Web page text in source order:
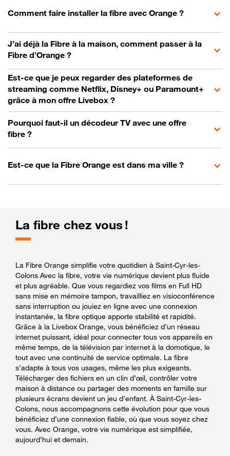
Comment faire installer la fibre avec Orange ?
J’ai déjà la Fibre à la maison, comment passer à la
Fibre d’Orange ?
Est-ce que je peux regarder des plateformes de
streaming comme Netflix, Disney+ ou Paramount+
grâce à mon offre Livebox ?
Pourquoi faut-il un décodeur TV avec une offre
fibre ?
Est-ce que la Fibre Orange est dans ma ville ?
La fibre chez vous !
La Fibre Orange simplifie votre quotidien à Saint-Cyr-les-
Colons Avec la fibre, votre vie numérique devient plus fluide
et plus agréable. Que vous regardiez vos films en Full HD
sans mise en mémoire tampon, travailliez en visioconférence
sans interruption ou jouiez en ligne avec une connexion
instantanée, la fibre optique apporte stabilité et rapidité.
Grâce à la Livebox Orange, vous bénéficiez d’un réseau
internet puissant, idéal pour connecter tous vos appareils en
même temps, de la télévision par internet à la domotique, le
tout avec une continuité de service optimale. La fibre
s’adapte à tous vos usages, même les plus exigeants.
Télécharger des fichiers en un clin d’œil, contrôler votre
maison à distance ou partager des moments en famille sur
plusieurs écrans devient un jeu d’enfant. À Saint-Cyr-les-
Colons, nous accompagnons cette évolution pour que vous
bénéficiez d’une connexion fiable, où que vous soyez chez
vous. Avec Orange, votre vie numérique est simplifiée,
aujourd’hui et demain.